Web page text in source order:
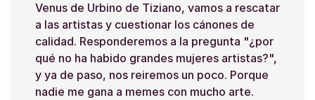
Venus de Urbino de Tiziano, vamos a rescatar
a las artistas y cuestionar los cánones de
calidad. Responderemos a la pregunta "¿por
qué no ha habido grandes mujeres artistas?",
y ya de paso, nos reiremos un poco. Porque
nadie me gana a memes con mucho arte.